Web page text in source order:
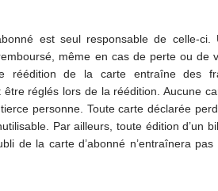
est seul responsable de celle-ci.
même en cas de perte ou de
réédition de la carte entraîne des
réglés lors de la réédition. Aucune
personne. Toute carte déclarée
Par ailleurs, toute édition d’un
de la carte d’abonné n’entraînera pas